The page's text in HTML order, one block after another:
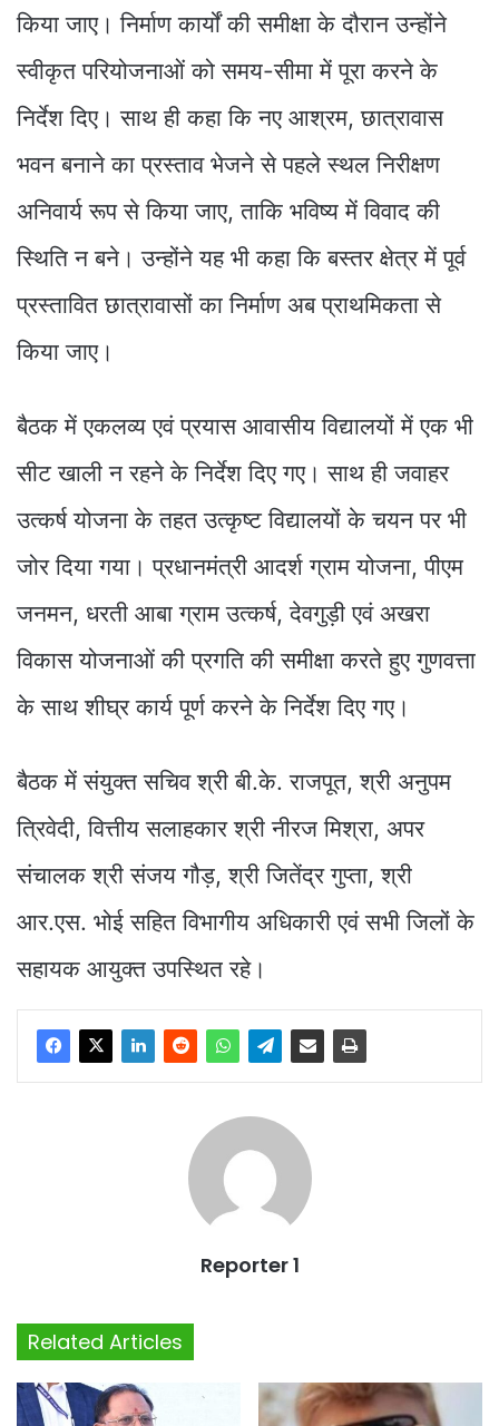
किया जाए। निर्माण कार्यों की समीक्षा के दौरान उन्होंने
स्वीकृत परियोजनाओं को समय-सीमा में पूरा करने के
निर्देश दिए। साथ ही कहा कि नए आश्रम, छात्रावास
भवन बनाने का प्रस्ताव भेजने से पहले स्थल निरीक्षण
अनिवार्य रूप से किया जाए, ताकि भविष्य में विवाद की
स्थिति न बने। उन्होंने यह भी कहा कि बस्तर क्षेत्र में पूर्व
प्रस्तावित छात्रावासों का निर्माण अब प्राथमिकता से
किया जाए।
बैठक में एकलव्य एवं प्रयास आवासीय विद्यालयों में एक भी
सीट खाली न रहने के निर्देश दिए गए। साथ ही जवाहर
उत्कर्ष योजना के तहत उत्कृष्ट विद्यालयों के चयन पर भी
जोर दिया गया। प्रधानमंत्री आदर्श ग्राम योजना, पीएम
जनमन, धरती आबा ग्राम उत्कर्ष, देवगुड़ी एवं अखरा
विकास योजनाओं की प्रगति की समीक्षा करते हुए गुणवत्ता
के साथ शीघ्र कार्य पूर्ण करने के निर्देश दिए गए।
बैठक में संयुक्त सचिव श्री बी.के. राजपूत, श्री अनुपम
त्रिवेदी, वित्तीय सलाहकार श्री नीरज मिश्रा, अपर
संचालक श्री संजय गौड़, श्री जितेंद्र गुप्ता, श्री
आर.एस. भोई सहित विभागीय अधिकारी एवं सभी जिलों के
सहायक आयुक्त उपस्थित रहे।
Reporter 1
Related Articles